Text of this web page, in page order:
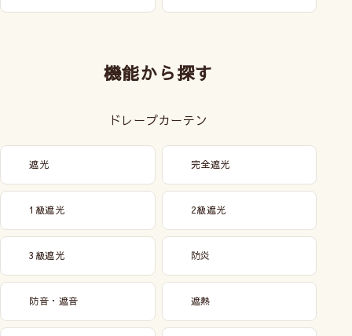
機能から探す
ドレープカーテン
遮光 完全遮光
1級遮光 2級遮光
3級遮光 防炎
防音・遮音 遮熱